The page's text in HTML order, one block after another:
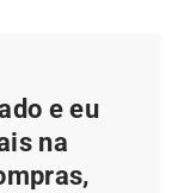
e eu
na